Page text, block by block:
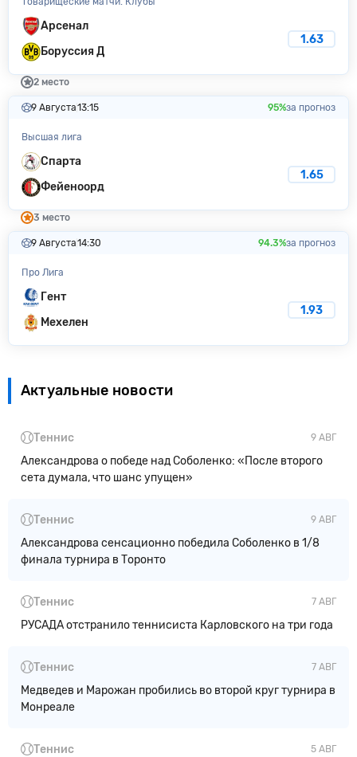
Арсенал
Боруссия Д
1.63
2 место
9 Августа13:15 95%за прогноз
Высшая лига
Спарта
Фейеноорд
1.65
3 место
9 Августа14:30 94.3%за прогноз
Про Лига
Гент
Мехелен
1.93
Актуальные новости
9 АВГ
Теннис
Александрова о победе над Соболенко: «После второго
сета думала, что шанс упущен»
9 АВГ
Теннис
Александрова сенсационно победила Соболенко в 1/8
финала турнира в Торонто
7 АВГ
Теннис
РУСАДА отстранило теннисиста Карловского на три года
7 АВГ
Теннис
Медведев и Марожан пробились во второй круг турнира в
Монреале
5 АВГ
Теннис